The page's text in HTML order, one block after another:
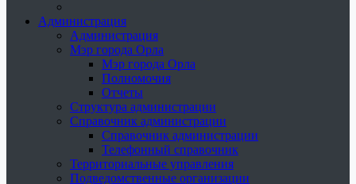
Администрация
Администрация
Мэр города Орла
Мэр города Орла
Полномочия
Отчеты
Структура администрации
Справочник администрации
Справочник администрации
Телефонный справочник
Территориальные управления
Подведомственные организации